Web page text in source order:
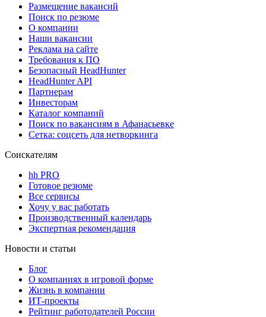
Размещение вакансий
Поиск по резюме
О компании
Наши вакансии
Реклама на сайте
Требования к ПО
Безопасный HeadHunter
HeadHunter API
Партнерам
Инвесторам
Каталог компаний
Поиск по вакансиям в Афанасьевке
Сетка: соцсеть для нетворкинга
Соискателям
hh PRO
Готовое резюме
Все сервисы
Хочу у вас работать
Производственный календарь
Экспертная рекомендация
Новости и статьи
Блог
О компаниях в игровой форме
Жизнь в компании
ИТ-проекты
Рейтинг работодателей России